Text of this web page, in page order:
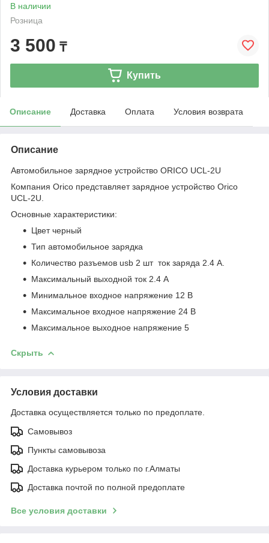
В наличии
Розница
3 500 ₸
Купить
Описание Доставка Оплата Условия возврата
Описание
Автомобильное зарядное устройство ORICO UCL-2U
Компания Orico представляет зарядное устройство Orico
UCL-2U.
Основные характеристики:
Цвет черный
Тип автомобильное зарядка
Количество разъемов usb 2 шт ток заряда 2.4 A.
Максимальный выходной ток 2.4 А
Минимальное входное напряжение 12 В
Максимальное входное напряжение 24 В
Максимальное выходное напряжение 5
Скрыть
Условия доставки
Доставка осуществляется только по предоплате.
Самовывоз
Пункты самовывоза
Доставка курьером только по г.Алматы
Доставка почтой по полной предоплате
Все условия доставки